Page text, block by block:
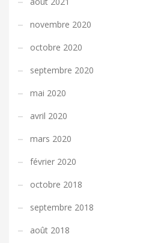
novembre 2020
octobre 2020
septembre 2020
mai 2020
avril 2020
mars 2020
février 2020
octobre 2018
septembre 2018
août 2018